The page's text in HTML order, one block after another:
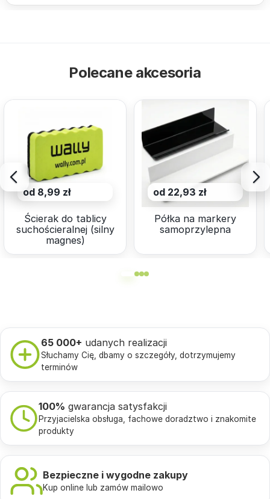
Polecane akcesoria
od 8,99 zł
Ścierak do tablicy
suchościeralnej (silny
magnes)
od 22,93 zł
Półka na markery
samoprzylepna
65 000+ udanych realizacji
Słuchamy Cię, dbamy o szczegóły, dotrzymujemy
terminów
100% gwarancja satysfakcji
Przyjacielska obsługa, fachowe doradztwo i znakomite
produkty
Bezpieczne i wygodne zakupy
Kup online lub zamów mailowo